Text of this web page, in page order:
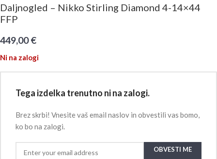
Daljnogled – Nikko Stirling Diamond 4-14×44
FFP
449,00€
Ni na zalogi
Tega izdelka trenutno ni na zalogi.
Brez skrbi! Vnesite vaš email naslov in obvestili vas bomo,
ko bo na zalogi.
OBVESTI ME